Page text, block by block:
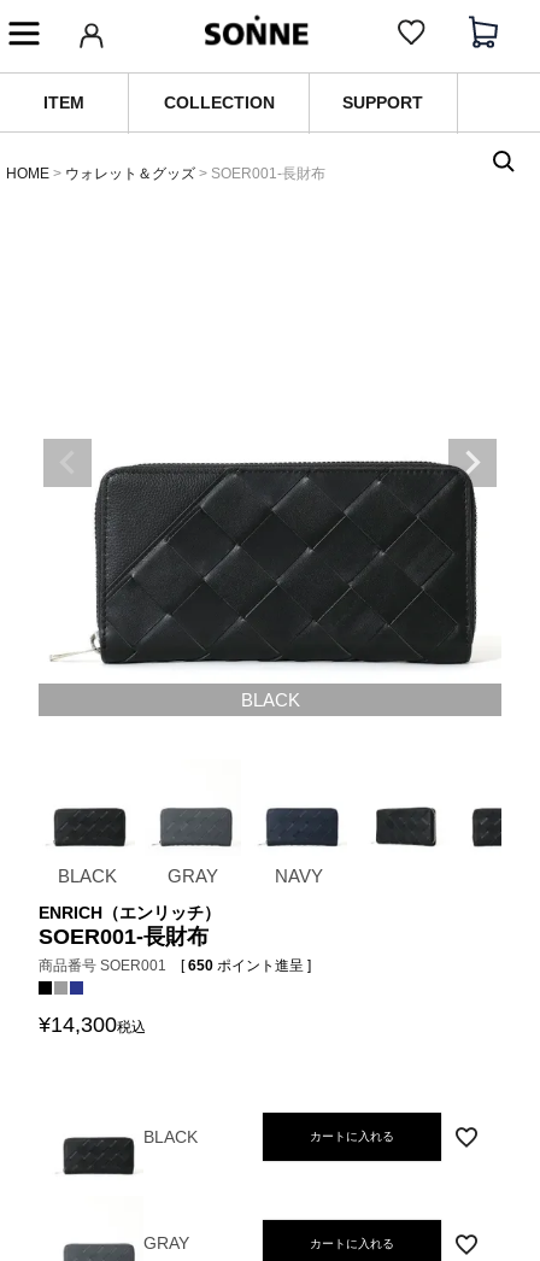
ITEM COLLECTION SUPPORT
HOME ウォレット＆グッズ SOER001-長財布
BLACK
BLACK GRAY NAVY
ENRICH（エンリッチ）
SOER001-長財布
商品番号 SOER001 [ 650 ポイント進呈 ]
¥14,300税込
BLACK カートに入れる
GRAY カートに入れる